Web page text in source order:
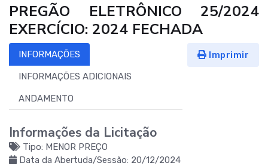
PREGÃO ELETRÔNICO 25/2024
EXERCÍCIO: 2024 FECHADA
Imprimir
INFORMAÇÕES
INFORMAÇÕES ADICIONAIS
ANDAMENTO
Informações da Licitação
Tipo: MENOR PREÇO
Data da Abertuda/Sessão: 20/12/2024